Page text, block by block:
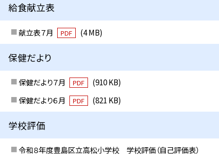
給食献立表
献立表７月 PDF (4 MB)
保健だより
保健だより７月 PDF
(910 KB)
保健だより６月
PDF (821 KB)
学校評価
令和８年度豊島区立高松小学校 学校評価（自己評価表）